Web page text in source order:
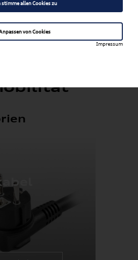
stimme allen Cookies zu
von Cookies
Impressum